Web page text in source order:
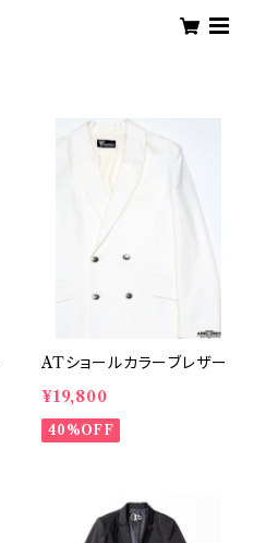
ATショールカラーブレザー
¥19,800
40%OFF